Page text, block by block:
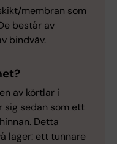
membran som
består av
bindväv.
av körtlar i
sig sedan som ett
Detta
lager: ett tunnare